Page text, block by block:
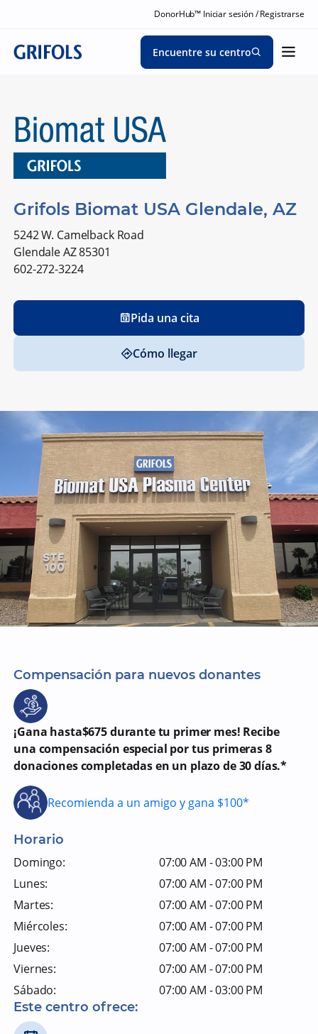
DonorHub™ Iniciar sesión / Registrarse
Encuentre su centro
Grifols Biomat USA Glendale, AZ
5242 W. Camelback Road
Glendale AZ 85301
602-272-3224
Pida una cita
Cómo llegar
Compensación para nuevos donantes
¡Gana hasta$675 durante tu primer mes! Recibe
una compensación especial por tus primeras 8
donaciones completadas en un plazo de 30 días.*
Recomienda a un amigo y gana $100*
Horario
Domingo:
07:00 AM - 03:00 PM
Lunes:
07:00 AM - 07:00 PM
Martes:
07:00 AM - 07:00 PM
Miércoles:
07:00 AM - 07:00 PM
Jueves:
07:00 AM - 07:00 PM
Viernes:
07:00 AM - 07:00 PM
Sábado:
07:00 AM - 03:00 PM
Este centro ofrece: